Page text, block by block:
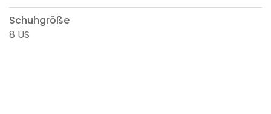
Schuhgröße
8 US